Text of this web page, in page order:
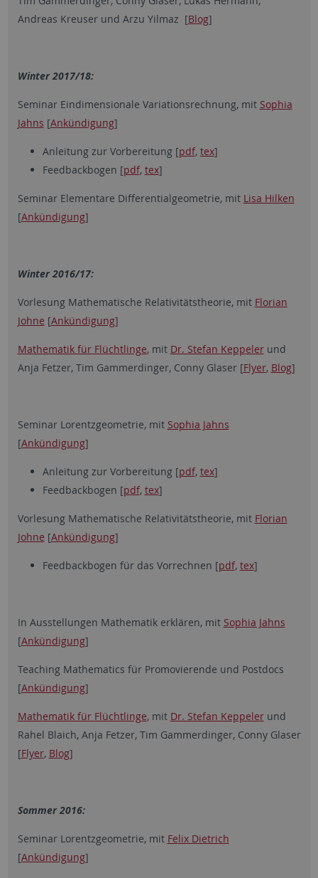
Andreas Kreuser und Arzu Yilmaz [Blog]
Winter 2017/18:
Seminar Eindimensionale Variationsrechnung, mit Sophia
Jahns [Ankündigung]
Anleitung zur Vorbereitung [pdf, tex]
Feedbackbogen [pdf, tex]
Seminar Elementare Differentialgeometrie, mit Lisa Hilken
[Ankündigung]
Winter 2016/17:
Vorlesung Mathematische Relativitätstheorie, mit Florian
Johne [Ankündigung]
Mathematik für Flüchtlinge, mit Dr. Stefan Keppelerund
Anja Fetzer, Tim Gammerdinger, Conny Glaser [Flyer, Blog]
Seminar Lorentzgeometrie, mit Sophia Jahns
[Ankündigung]
Anleitung zur Vorbereitung [pdf, tex]
Feedbackbogen [pdf, tex]
Vorlesung Mathematische Relativitätstheorie, mit Florian
Johne [Ankündigung]
Feedbackbogen für das Vorrechnen [pdf, tex]
In Ausstellungen Mathematik erklären, mit Sophia Jahns
[Ankündigung]
Teaching Mathematics für Promovierende und Postdocs
[Ankündigung]
Mathematik für Flüchtlinge, mit Dr. Stefan Keppelerund
Rahel Blaich, Anja Fetzer, Tim Gammerdinger, Conny Glaser
[Flyer, Blog]
Sommer 2016:
Seminar Lorentzgeometrie, mit Felix Dietrich
[Ankündigung]